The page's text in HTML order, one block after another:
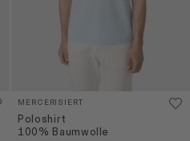
MERCERISIERT
Poloshirt
100% Baumwolle